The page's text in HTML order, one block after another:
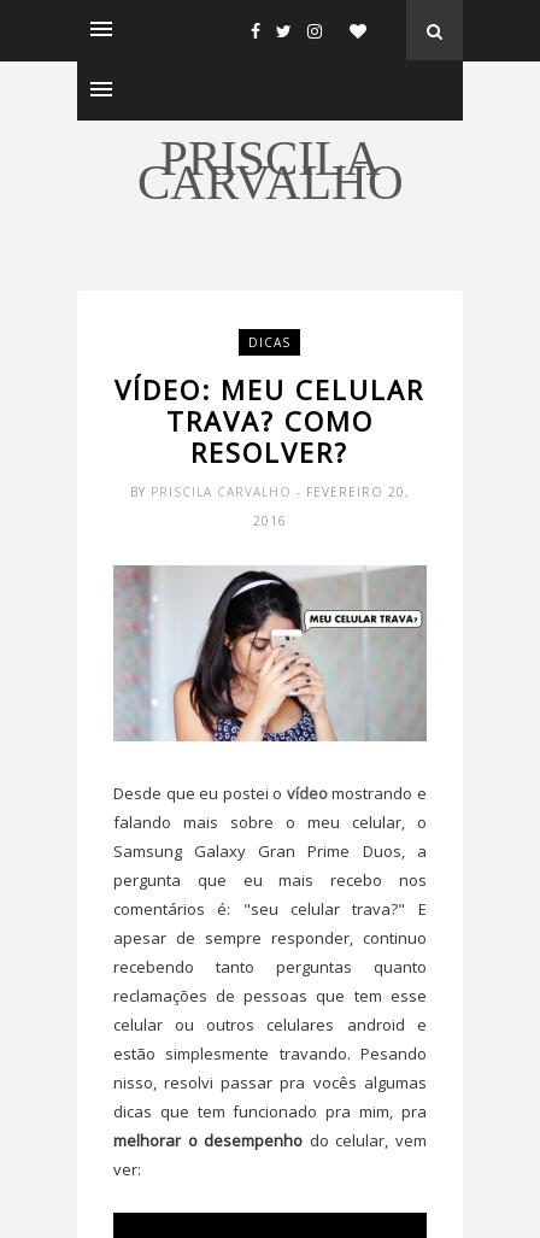
PRISCILA
CARVALHO
DICAS
VÍDEO: MEU CELULAR
TRAVA? COMO
RESOLVER?
BY PRISCILA CARVALHO - FEVEREIRO 20,
2016
Desde que eu postei o vídeomostrando e
falando mais sobre o meu celular, o
Samsung Galaxy Gran Prime Duos, a
pergunta que eu mais recebo nos
comentários é: "seu celular trava?" E
apesar de sempre responder, continuo
recebendo tanto perguntas quanto
reclamações de pessoas que tem esse
celular ou outros celulares android e
estão simplesmente travando. Pesando
nisso, resolvi passar pra vocês algumas
dicas que tem funcionado pra mim, pra
melhorar o desempenho do celular, vem
ver: